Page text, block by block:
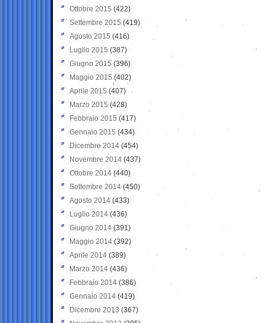
Ottobre 2015 (422)
Settembre 2015 (419)
Agosto 2015 (416)
Luglio 2015 (387)
Giugno 2015 (396)
Maggio 2015 (402)
Aprile 2015 (407)
Marzo 2015 (428)
Febbraio 2015 (417)
Gennaio 2015 (434)
Dicembre 2014 (454)
Novembre 2014 (437)
Ottobre 2014 (440)
Settembre 2014 (450)
Agosto 2014 (433)
Luglio 2014 (436)
Giugno 2014 (391)
Maggio 2014 (392)
Aprile 2014 (389)
Marzo 2014 (436)
Febbraio 2014 (386)
Gennaio 2014 (419)
Dicembre 2013 (367)